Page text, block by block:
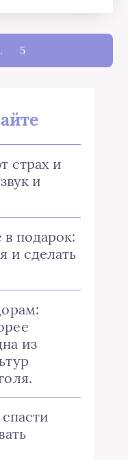
5
страх и
и
подарок:
и сделать
из